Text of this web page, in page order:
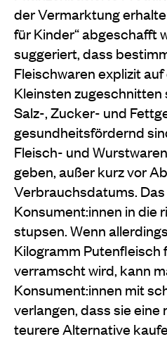
der Vermarktung
für Kinder“ abgeschafft
suggeriert, dass
Fleischwaren explizit
Kleinsten zugeschnitten
Salz-, Zucker- und
gesundheitsfördernd
Fleisch- und
geben, außer kurz vor
Verbrauchsdatums.
Konsument:innen in die
stupsen. Wenn
Kilogramm Putenfleisch
verramscht wird, kann
Konsument:innen mit
verlangen, dass sie
teurere Alternative